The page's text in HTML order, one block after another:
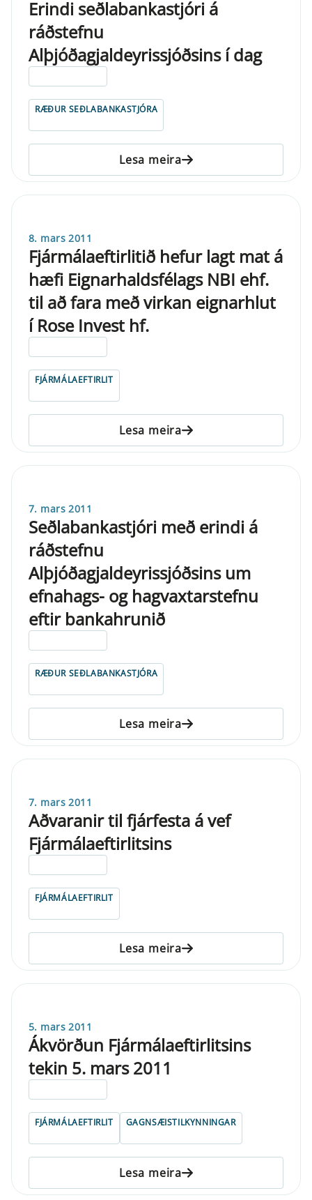
Erindi seðlabankastjóri á
ráðstefnu
Alþjóðagjaldeyrissjóðsins í dag
RÆÐUR SEÐLABANKASTJÓRA
Lesa meira
8. mars 2011
Fjármálaeftirlitið hefur lagt mat á
hæfi Eignarhaldsfélags NBI ehf.
til að fara með virkan eignarhlut
í Rose Invest hf.
FJÁRMÁLAEFTIRLIT
Lesa meira
7. mars 2011
Seðlabankastjóri með erindi á
ráðstefnu
Alþjóðagjaldeyrissjóðsins um
efnahags- og hagvaxtarstefnu
eftir bankahrunið
RÆÐUR SEÐLABANKASTJÓRA
Lesa meira
7. mars 2011
Aðvaranir til fjárfesta á vef
Fjármálaeftirlitsins
FJÁRMÁLAEFTIRLIT
Lesa meira
5. mars 2011
Ákvörðun Fjármálaeftirlitsins
tekin 5. mars 2011
FJÁRMÁLAEFTIRLIT GAGNSÆISTILKYNNINGAR
Lesa meira